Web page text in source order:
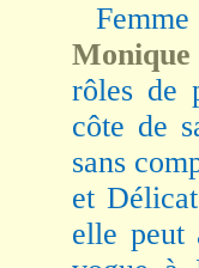
Monique
rôles de
côte de
sans
et
elle peut